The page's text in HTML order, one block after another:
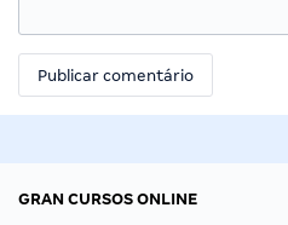
GRAN CURSOS ONLINE